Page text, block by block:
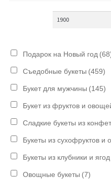
Подарок на Новый год
Съедобные букеты (459)
Букет для мужчины (145)
Букет из фруктов и
Сладкие букеты из конфет
Букеты из сухофруктов и
Букеты из клубники и ягод
Овощные букеты (7)